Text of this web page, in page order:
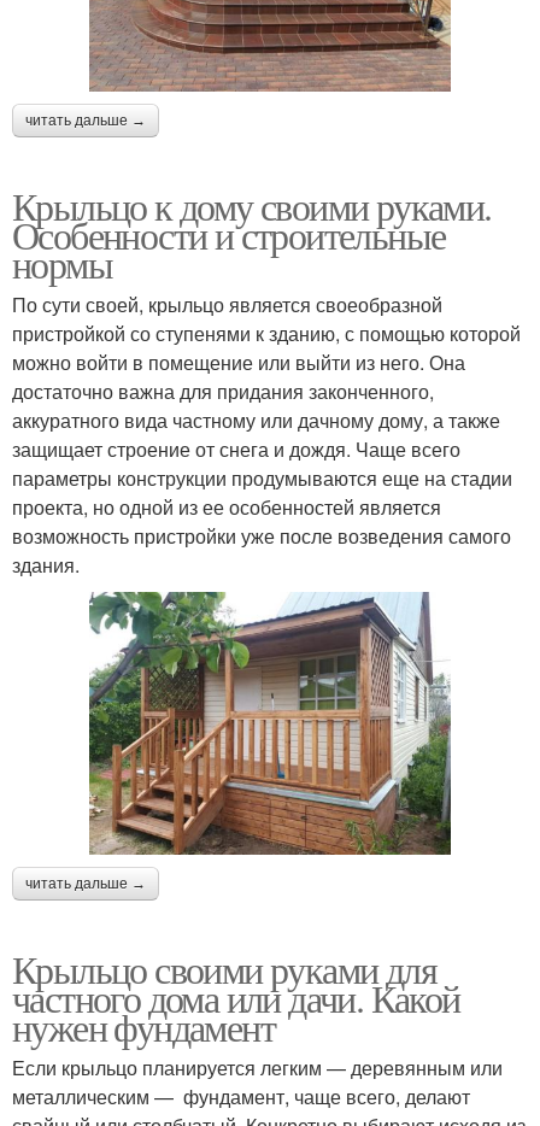
читать дальше →
Крыльцо к дому своими руками.
Особенности и строительные
нормы
По сути своей, крыльцо является своеобразной
пристройкой со ступенями к зданию, с помощью которой
можно войти в помещение или выйти из него. Она
достаточно важна для придания законченного,
аккуратного вида частному или дачному дому, а также
защищает строение от снега и дождя. Чаще всего
параметры конструкции продумываются еще на стадии
проекта, но одной из ее особенностей является
возможность пристройки уже после возведения самого
здания.
читать дальше →
Крыльцо своими руками для
частного дома или дачи. Какой
нужен фундамент
Если крыльцо планируется легким — деревянным или
металлическим — фундамент, чаще всего, делают